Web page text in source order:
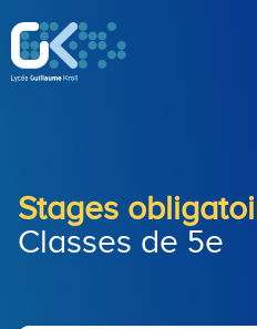
Stages
Classes de 5e